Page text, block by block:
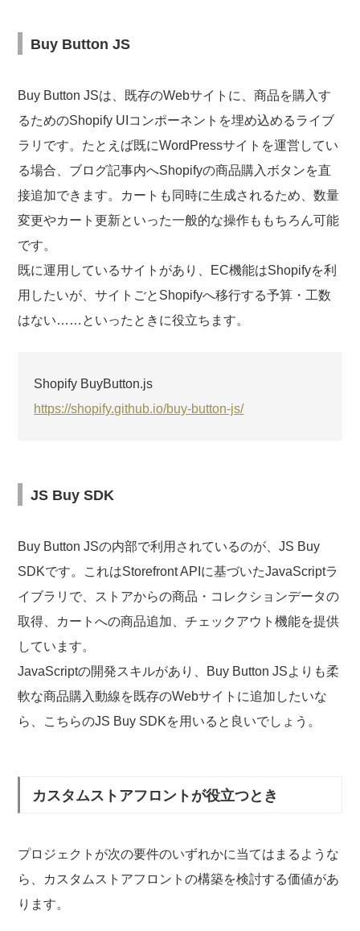
Buy Button JS
Buy Button JSは、既存のWebサイトに、商品を購入す
るためのShopify UIコンポーネントを埋め込めるライブ
ラリです。たとえば既にWordPressサイトを運営してい
る場合、ブログ記事内へShopifyの商品購入ボタンを直
接追加できます。カートも同時に生成されるため、数量
変更やカート更新といった一般的な操作ももちろん可能
です。
既に運用しているサイトがあり、EC機能はShopifyを利
用したいが、サイトごとShopifyへ移行する予算・工数
はない……といったときに役立ちます。
Shopify BuyButton.js
https://shopify.github.io/buy-button-js/
JS Buy SDK
Buy Button JSの内部で利用されているのが、JS Buy
SDKです。これはStorefront APIに基づいたJavaScriptラ
イブラリで、ストアからの商品・コレクションデータの
取得、カートへの商品追加、チェックアウト機能を提供
しています。
JavaScriptの開発スキルがあり、Buy Button JSよりも柔
軟な商品購入動線を既存のWebサイトに追加したいな
ら、こちらのJS Buy SDKを用いると良いでしょう。
カスタムストアフロントが役立つとき
プロジェクトが次の要件のいずれかに当てはまるような
ら、カスタムストアフロントの構築を検討する価値があ
ります。